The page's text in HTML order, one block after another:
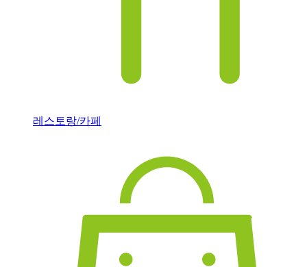
레스토랑/카페